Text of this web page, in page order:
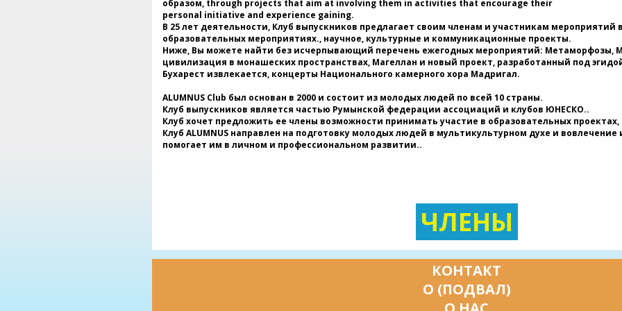
образом, through projects that aim at involving them in activities that encourage their
personal initiative and experience gaining.
В 25 лет деятельности, Клуб выпускников предлагает своим членам и участникам мероприятий
образовательных мероприятиях., научное, культурные и коммуникационные проекты.
Ниже, Вы можете найти без исчерпывающий перечень ежегодных мероприятий: Метаморфозы,
цивилизация в монашеских пространствах, Магеллан и новый проект, разработанный под
Бухарест извлекается, концерты Национального камерного хора Мадригал.
ALUMNUS Club был основан в 2000 и состоит из молодых людей по всей 10 страны.
Клуб выпускников является частью Румынской федерации ассоциаций и клубов ЮНЕСКО..
Клуб хочет предложить ее члены возможности принимать участие в образовательных
Клуб ALUMNUS направлен на подготовку молодых людей в мультикультурном духе и вовлечение
помогает им в личном и профессиональном развитии..
ЧЛЕНЫ
КОНТАКТ
О (ПОДВАЛ)